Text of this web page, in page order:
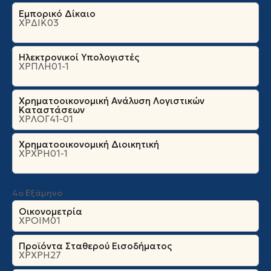
Εμπορικό Δίκαιο
ΧΡΔΙΚ03
Ηλεκτρονικοί Υπολογιστές
ΧΡΠΛΗ01-1
Χρηματοοικονομική Ανάλυση Λογιστικών
Καταστάσεων
ΧΡΛΟΓ41-01
Χρηματοοικονομική Διοικητική
ΧΡΧΡΗ01-1
4ο Εξάμηνο
Οικονομετρία
ΧΡΟΙΜ01
Προϊόντα Σταθερού Εισοδήματος
ΧΡΧΡΗ27